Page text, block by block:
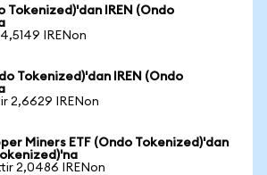
Tokenized)'dan IREN (Ondo
IRENon
Tokenized)'dan IREN (Ondo
2,6629 IRENon
Miners ETF (Ondo Tokenized)'dan
2,0486 IRENon